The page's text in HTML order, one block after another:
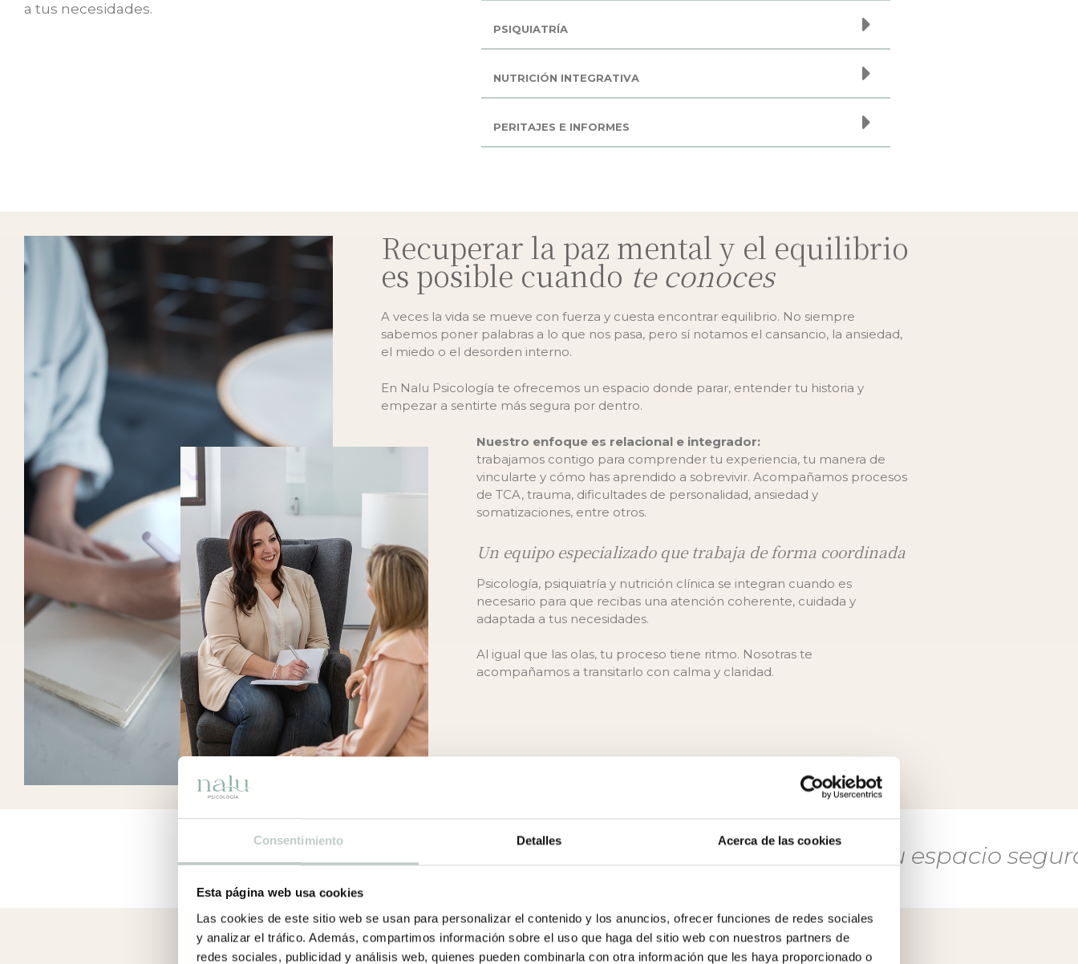
Consentimiento Detalles Acerca de las cookies
Esta página web usa cookies
Las cookies de este sitio web se usan para personalizar el contenido y los anuncios, ofrecer funciones de redes sociales
y analizar el tráfico. Además, compartimos información sobre el uso que haga del sitio web con nuestros partners de
redes sociales, publicidad y análisis web, quienes pueden combinarla con otra información que les haya proporcionado o
a tus necesidades.
PSIQUIATRÍA
NUTRICIÓN INTEGRATIVA
PERITAJES E INFORMES
Recuperar la paz mental y el equilibrio
es posible cuando te conoces
A veces la vida se mueve con fuerza y cuesta encontrar equilibrio. No siempre
sabemos poner palabras a lo que nos pasa, pero sí notamos el cansancio, la ansiedad,
el miedo o el desorden interno.
En Nalu Psicología te ofrecemos un espacio donde parar, entender tu historia y
empezar a sentirte más segura por dentro.
Nuestro enfoque es relacional e integrador:
trabajamos contigo para comprender tu experiencia, tu manera de
vincularte y cómo has aprendido a sobrevivir. Acompañamos procesos
de TCA, trauma, dificultades de personalidad, ansiedad y
somatizaciones, entre otros.
Un equipo especializado que trabaja de forma coordinada
Psicología, psiquiatría y nutrición clínica se integran cuando es
necesario para que recibas una atención coherente, cuidada y
adaptada a tus necesidades.
Al igual que las olas, tu proceso tiene ritmo. Nosotras te
acompañamos a transitarlo con calma y claridad.
tu espacio seguro· Nalu